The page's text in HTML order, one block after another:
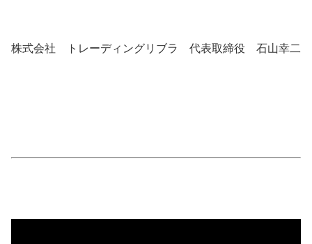
株式会社 トレーディングリブラ 代表取締役 石山幸二